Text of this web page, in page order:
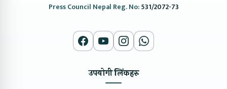
Press Council Nepal Reg. No:531/2072-73
उपयोगी लिंकहरु